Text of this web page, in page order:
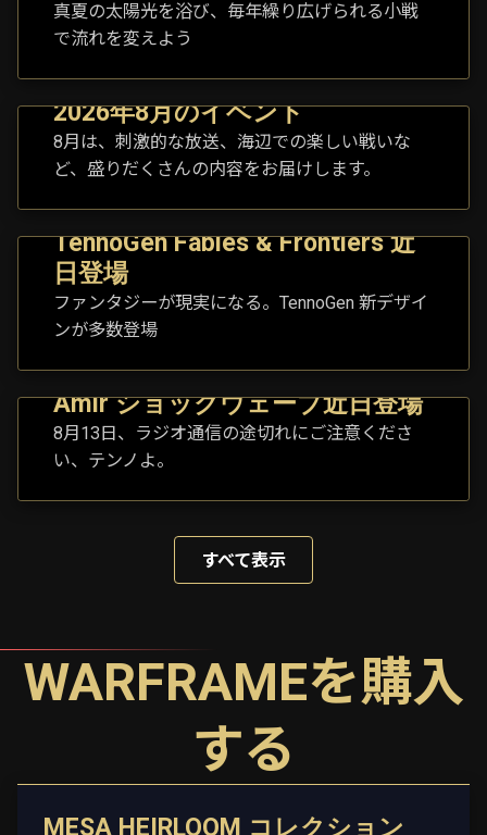
真夏の太陽光を浴び、毎年繰り広げられる小戦
で流れを変えよう
2026年8月のイベント
8月は、刺激的な放送、海辺での楽しい戦いな
ど、盛りだくさんの内容をお届けします。
TennoGen Fables & Frontiers 近
日登場
ファンタジーが現実になる。TennoGen 新デザイ
ンが多数登場
Amir ショックウェーブ近日登場
8月13日、ラジオ通信の途切れにご注意くださ
い、テンノよ。
すべて表示
WARFRAMEを購入
する
MESA HEIRLOOM コレクション